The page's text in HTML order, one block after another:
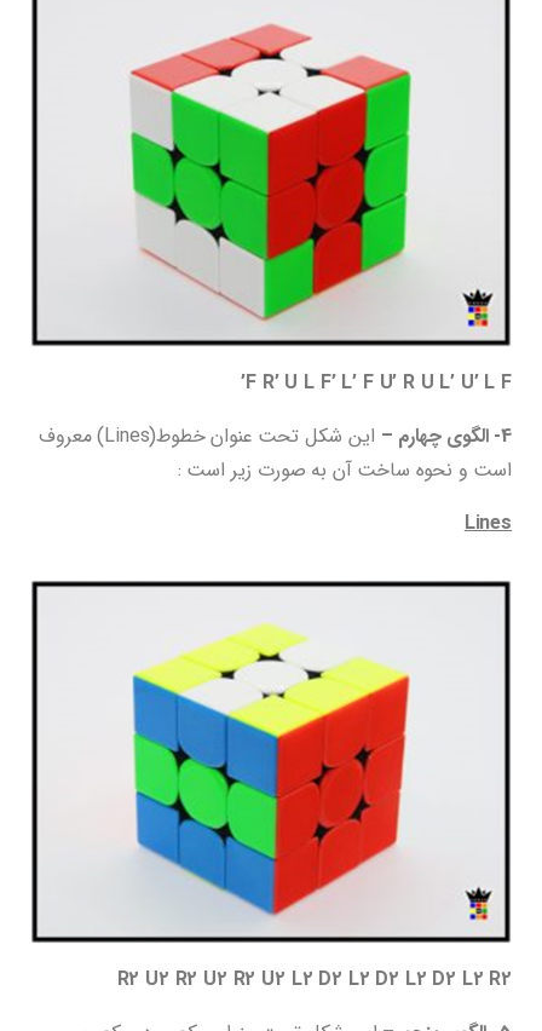
F R’ U L F’ L’ F U’ R U L’ U’ L F’
4- الگوی چهارم –
این شکل تحت عنوان خطوط(Lines) معروف
است و نحوه ساخت آن به صورت زیر است :
Lines
R2 U2 R2 U2 R2 U2 L2 D2 L2 D2 L2 D2 L2 R2